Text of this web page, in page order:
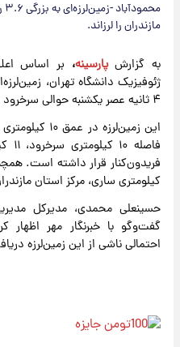
مازندران را لرزاند.
به گزارش پارسینه، بر اساس
۴ ثانیه عصر یکشنبه حوالی سرخرود در استان مازندران رخ داد.
این
کیلومتری ساری، مرکز استان
حسینعلی محمدی، مدیرکل
گفت‌وگو با خبرنگار مهر اظهار
احتمالی ناشی از این زمین‌لرزه